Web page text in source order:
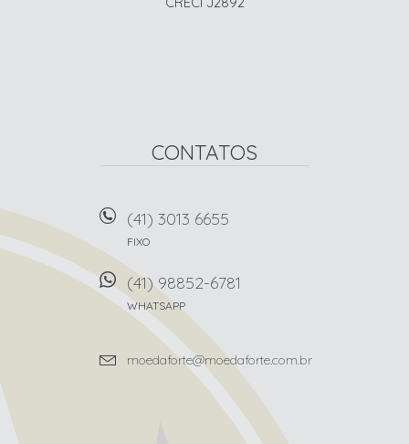
CONTATOS
(41) 3013 6655
FIXO
(41) 98852-6781
WHATSAPP
moedaforte@moedaforte.com.br